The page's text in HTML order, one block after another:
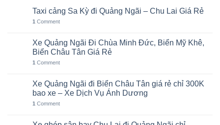
Taxi cảng Sa Kỳ đi Quảng Ngãi – Chu Lai Giá Rẻ
1 Comment
Xe Quảng Ngãi Đi Chùa Minh Đức, Biển Mỹ Khê,
Biển Châu Tân Giá Rẻ
1 Comment
Xe Quảng Ngãi đi Biển Châu Tân giá rẻ chỉ 300K
bao xe – Xe Dịch Vụ Ánh Dương
1 Comment